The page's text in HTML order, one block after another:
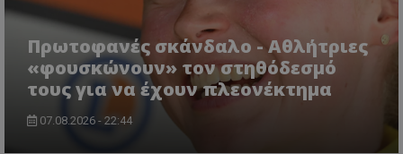
Πρωτοφανές σκάνδαλο - Aθλήτριες
«φουσκώνουν» τον στηθόδεσμό
τους για να έχουν πλεονέκτημα
07.08.2026 - 22:44